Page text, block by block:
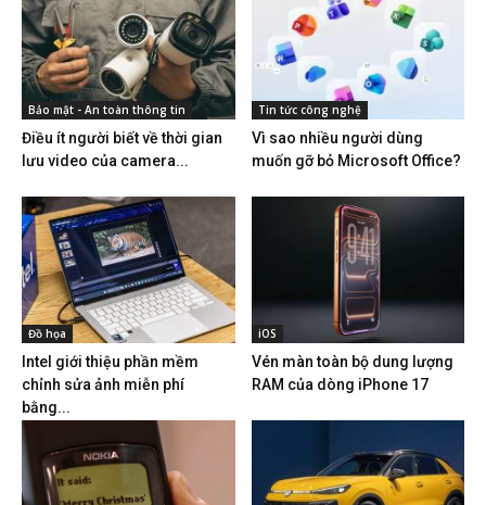
Bảo mật - An toàn thông tin
Điều ít người biết về thời gian
lưu video của camera...
Tin tức công nghệ
Vì sao nhiều người dùng
muốn gỡ bỏ Microsoft Office?
Đồ họa
Intel giới thiệu phần mềm
chỉnh sửa ảnh miễn phí
bằng...
iOS
Vén màn toàn bộ dung lượng
RAM của dòng iPhone 17